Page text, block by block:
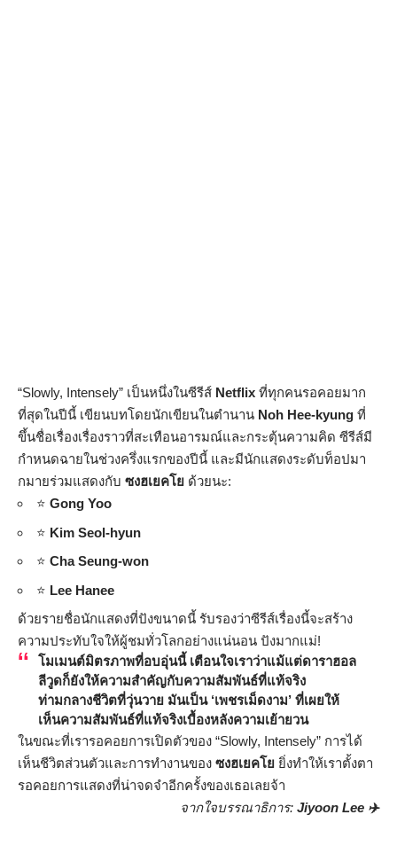
“Slowly, Intensely” เป็นหนึ่งในซีรีส์ Netflix ที่ทุกคนรอคอยมาก
ที่สุดในปีนี้ เขียนบทโดยนักเขียนในตำนาน Noh Hee-kyung ที่
ขึ้นชื่อเรื่องเรื่องราวที่สะเทือนอารมณ์และกระตุ้นความคิด ซีรีส์มี
กำหนดฉายในช่วงครึ่งแรกของปีนี้ และมีนักแสดงระดับท็อปมา
กมายร่วมแสดงกับ ซงฮเยคโย ด้วยนะ:
⭐ Gong Yoo
⭐ Kim Seol-hyun
⭐ Cha Seung-won
⭐ Lee Hanee
ด้วยรายชื่อนักแสดงที่ปังขนาดนี้ รับรองว่าซีรีส์เรื่องนี้จะสร้าง
ความประทับใจให้ผู้ชมทั่วโลกอย่างแน่นอน ปังมากแม่!
โมเมนต์มิตรภาพที่อบอุ่นนี้ เตือนใจเราว่าแม้แต่ดาราฮอล
ลีวูดก็ยังให้ความสำคัญกับความสัมพันธ์ที่แท้จริง
ท่ามกลางชีวิตที่วุ่นวาย มันเป็น ‘เพชรเม็ดงาม’ ที่เผยให้
เห็นความสัมพันธ์ที่แท้จริงเบื้องหลังความเย้ายวน
ในขณะที่เรารอคอยการเปิดตัวของ “Slowly, Intensely” การได้
เห็นชีวิตส่วนตัวและการทำงานของ ซงฮเยคโย ยิ่งทำให้เราตั้งตา
รอคอยการแสดงที่น่าจดจำอีกครั้งของเธอเลยจ้า
จากใจบรรณาธิการ: Jiyoon Lee ✈️